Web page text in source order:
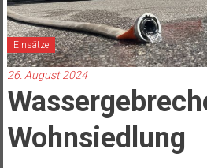
Einsätze
26. August 2024
Wohnsiedlung